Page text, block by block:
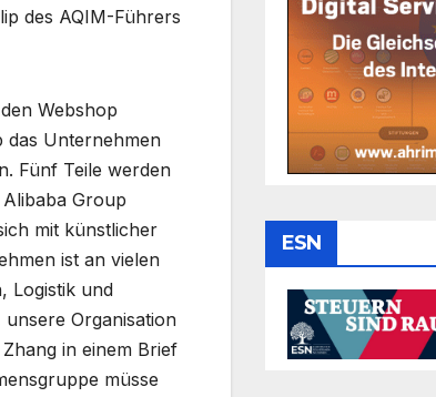
des AQIM-Führers
Webshop
das Unternehmen
Fünf Teile werden
Group
mit künstlicher
ist an vielen
Logistik und
Organisation
in einem Brief
müsse
ESN